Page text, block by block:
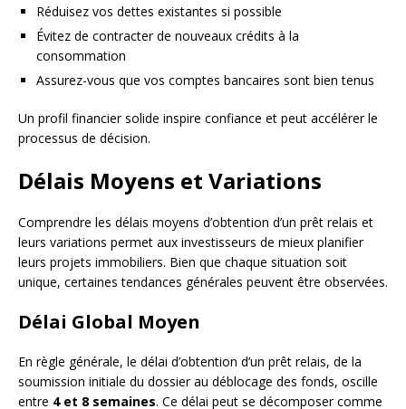
Réduisez vos dettes existantes si possible
Évitez de contracter de nouveaux crédits à la
consommation
Assurez-vous que vos comptes bancaires sont bien tenus
Un profil financier solide inspire confiance et peut accélérer le
processus de décision.
Délais Moyens et Variations
Comprendre les délais moyens d’obtention d’un prêt relais et
leurs variations permet aux investisseurs de mieux planifier
leurs projets immobiliers. Bien que chaque situation soit
unique, certaines tendances générales peuvent être observées.
Délai Global Moyen
En règle générale, le délai d’obtention d’un prêt relais, de la
soumission initiale du dossier au déblocage des fonds, oscille
entre 4 et 8 semaines. Ce délai peut se décomposer comme